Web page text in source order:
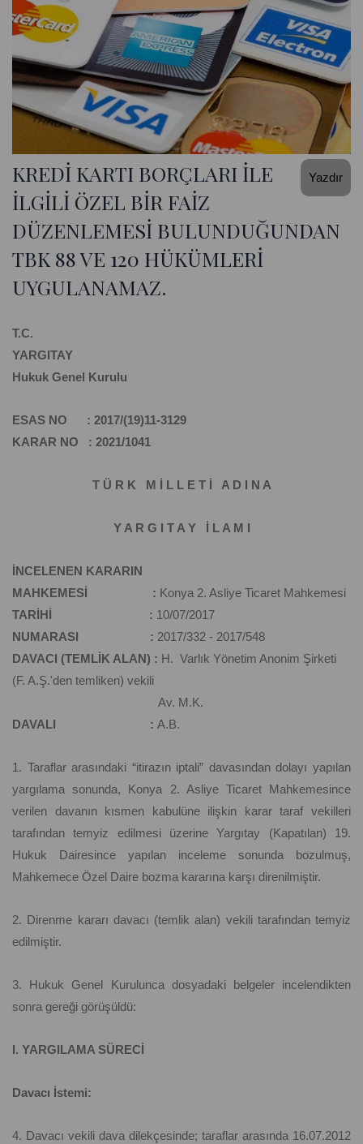
Yazdır
KREDİ KARTI BORÇLARI İLE
İLGİLİ ÖZEL BİR FAİZ
DÜZENLEMESİ BULUNDUĞUNDAN
TBK 88 VE 120 HÜKÜMLERİ
UYGULANAMAZ.
T.C.
YARGITAY
Hukuk Genel Kurulu
ESAS NO : 2017/(19)11-3129
KARAR NO : 2021/1041
T Ü R K M İ L L E T İ A D I N A
Y A R G I T A Y İ L A M I
İNCELENEN KARARIN
MAHKEMESİ : Konya 2. Asliye Ticaret Mahkemesi
TARİHİ : 10/07/2017
NUMARASI : 2017/332 - 2017/548
DAVACI (TEMLİK ALAN) : H. Varlık Yönetim Anonim Şirketi
(F. A.Ş.'den temliken) vekili
Av. M.K.
DAVALI : A.B.
1. Taraflar arasındaki “itirazın iptali” davasından dolayı yapılan
yargılama sonunda, Konya 2. Asliye Ticaret Mahkemesince
verilen davanın kısmen kabulüne ilişkin karar taraf vekilleri
tarafından temyiz edilmesi üzerine Yargıtay (Kapatılan) 19.
Hukuk Dairesince yapılan inceleme sonunda bozulmuş,
Mahkemece Özel Daire bozma kararına karşı direnilmiştir.
2. Direnme kararı davacı (temlik alan) vekili tarafından temyiz
edilmiştir.
3. Hukuk Genel Kurulunca dosyadaki belgeler incelendikten
sonra gereği görüşüldü:
I. YARGILAMA SÜRECİ
Davacı İstemi:
4. Davacı vekili dava dilekçesinde; taraflar arasında 16.07.2012